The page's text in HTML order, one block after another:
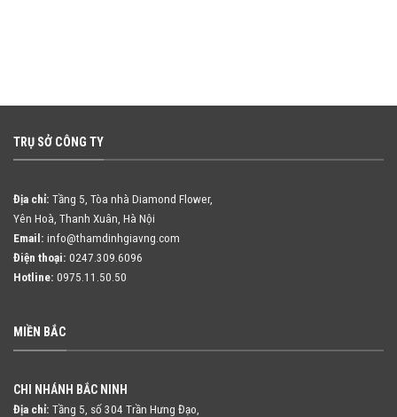
TRỤ SỞ CÔNG TY
Địa chỉ: Tầng 5, Tòa nhà Diamond Flower,
Yên Hoà, Thanh Xuân, Hà Nội
Email: info@thamdinhgiavng.com
Điện thoại: 0247.309.6096
Hotline: 0975.11.50.50
MIỀN BẮC
CHI NHÁNH BẮC NINH
Địa chỉ: Tầng 5, số 304 Trần Hưng Đạo,